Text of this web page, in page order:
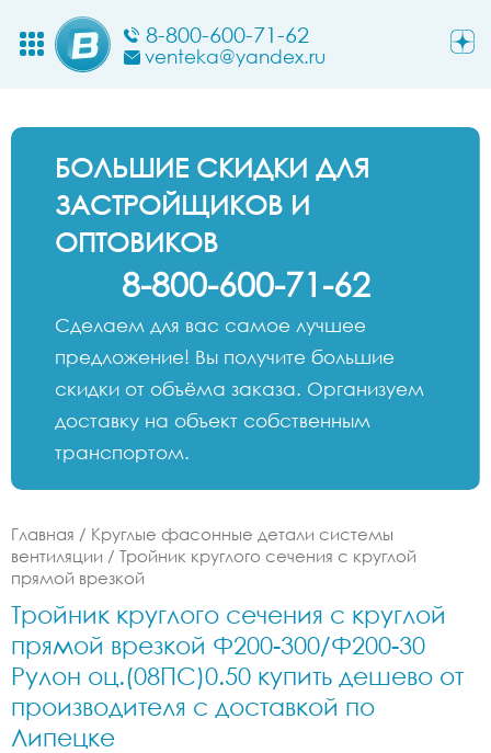
8-800-600-71-62
venteka@yandex.ru
БОЛЬШИЕ СКИДКИ ДЛЯ
ЗАСТРОЙЩИКОВ И
ОПТОВИКОВ
8-800-600-71-62
Сделаем для вас самое лучшее
предложение! Вы получите большие
скидки от объёма заказа. Организуем
доставку на объект собственным
транспортом.
Главная / Круглые фасонные детали системы
вентиляции / Тройник круглого сечения с круглой
прямой врезкой
Тройник круглого сечения с круглой
прямой врезкой Ф200-300/Ф200-30
Рулон оц.(08ПС)0.50 купить дешево от
производителя с доставкой по
Липецке